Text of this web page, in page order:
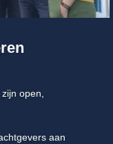
open,
aan